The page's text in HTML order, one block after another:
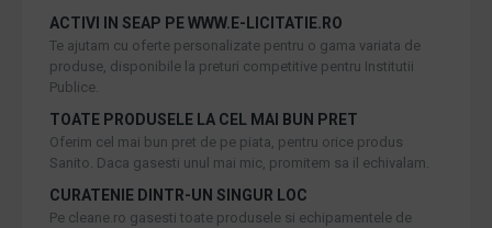
ACTIVI IN SEAP PE WWW.E-LICITATIE.RO
Te ajutam cu oferte personalizate pentru o gama variata de
produse, disponibile la preturi competitive pentru Institutii
Publice.
TOATE PRODUSELE LA CEL MAI BUN PRET
Oferim cel mai bun pret de pe piata, pentru orice produs
Sanito. Daca gasesti unul mai mic, promitem sa il echivalam.
CURATENIE DINTR-UN SINGUR LOC
Pe cleane.ro gasesti toate produsele si echipamentele de